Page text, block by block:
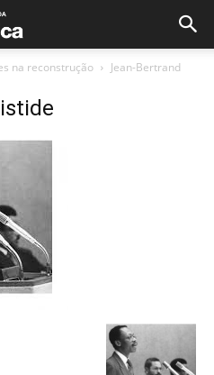
na reconstrução
Jean-Bertrand